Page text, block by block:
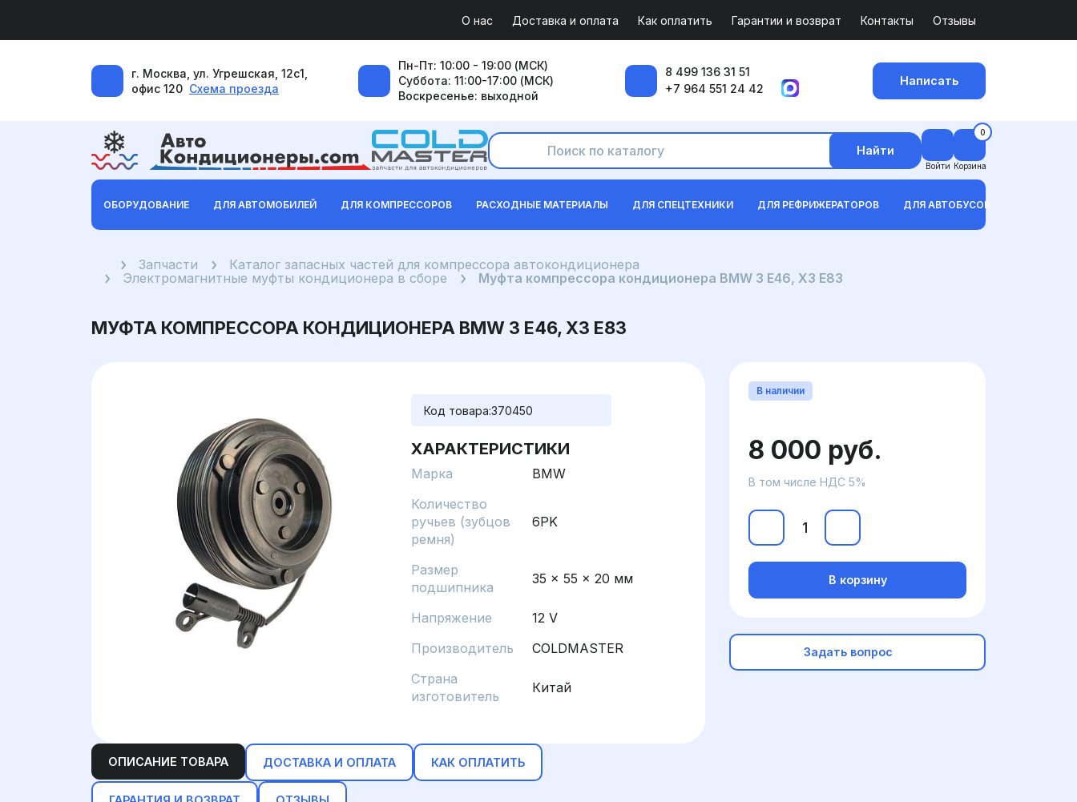
О нас Доставка и оплата Как оплатить Гарантии и возврат Контакты Отзывы
г. Москва, ул. Угрешская, 12с1,
офис 120 Схема проезда
Пн-Пт: 10:00 - 19:00 (МСК)
Суббота: 11:00-17:00 (МСК)
Воскресенье: выходной
8 499 136 31 51
+7 964 551 24 42
Написать
Найти
Войти
0
Корзина
ОБОРУДОВАНИЕ ДЛЯ АВТОМОБИЛЕЙ ДЛЯ КОМПРЕССОРОВ РАСХОДНЫЕ МАТЕРИАЛЫ ДЛЯ СПЕЦТЕХНИКИ ДЛЯ РЕФРИЖЕРАТОРОВ ДЛЯ АВТОБУСОВ
ГлавнаяЗапчасти
Каталог запасных частей для компрессора автокондиционера
Электромагнитные муфты кондиционера в сборе
Муфта компрессора кондиционера BMW 3 E46, X3 E83
МУФТА КОМПРЕССОРА КОНДИЦИОНЕРА BMW 3 E46, X3 E83
Код товара:370450
ХАРАКТЕРИСТИКИ
Марка
BMW
Количество
ручьев (зубцов
ремня)
6PK
Размер
подшипника
35 x 55 x 20 мм
Напряжение
12 V
Производитель
COLDMASTER
Страна
изготовитель
Китай
ОПИСАНИЕ ТОВАРА ДОСТАВКА И ОПЛАТА КАК ОПЛАТИТЬ
В наличии
8 000 руб.
В том числе НДС 5%
В корзину
Задать вопрос